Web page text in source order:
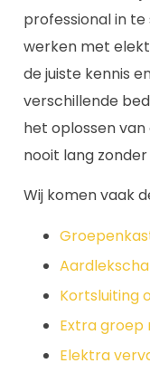
professional in
werken met
de juiste kennis
verschillende
het oplossen
nooit lang
Wij komen vaak
Kortsluiting
Extra
Elektra